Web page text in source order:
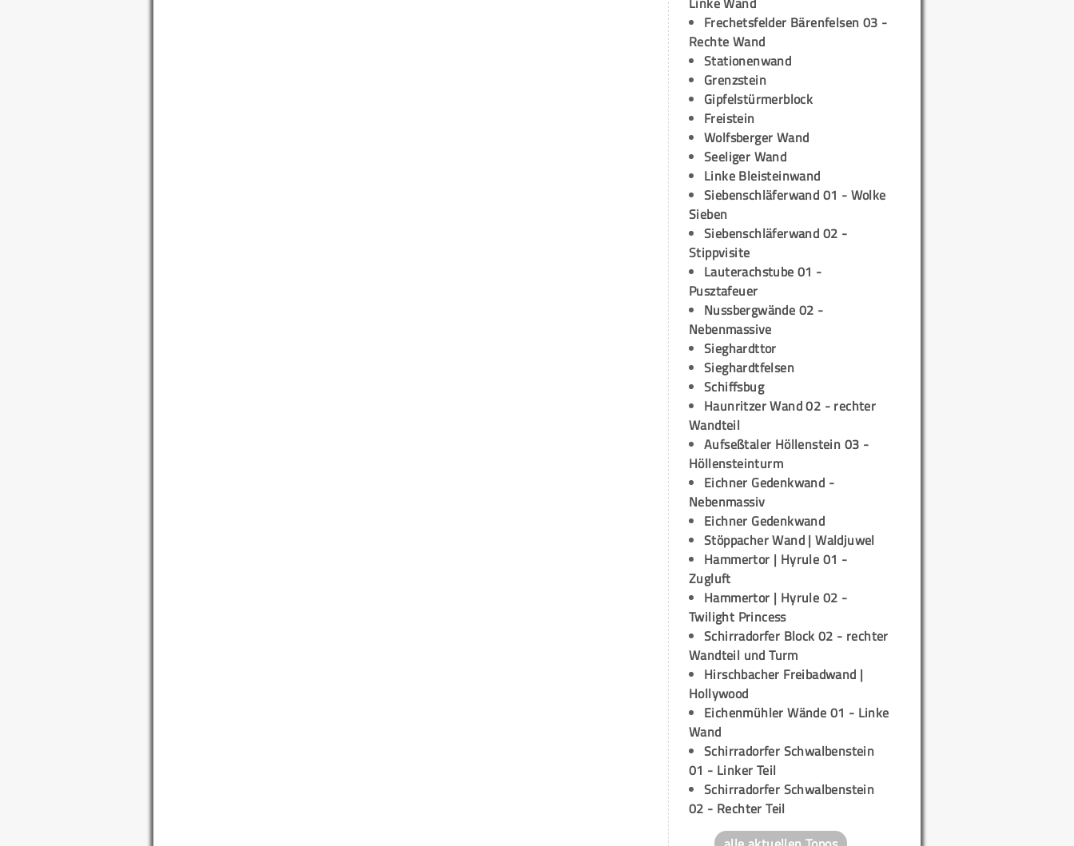
Frechetsfelder Bärenfelsen 03 -
Rechte Wand
Stationenwand
Grenzstein
Gipfelstürmerblock
Freistein
Wolfsberger Wand
Seeliger Wand
Linke Bleisteinwand
Siebenschläferwand 01 - Wolke
Sieben
Siebenschläferwand 02 -
Stippvisite
Lauterachstube 01 -
Pusztafeuer
Nussbergwände 02 -
Nebenmassive
Sieghardttor
Sieghardtfelsen
Schiffsbug
Haunritzer Wand 02 - rechter
Wandteil
Aufseßtaler Höllenstein 03 -
Höllensteinturm
Eichner Gedenkwand -
Nebenmassiv
Eichner Gedenkwand
Stöppacher Wand | Waldjuwel
Hammertor | Hyrule 01 -
Zugluft
Hammertor | Hyrule 02 -
Twilight Princess
Schirradorfer Block 02 - rechter
Wandteil und Turm
Hirschbacher Freibadwand |
Hollywood
Eichenmühler Wände 01 - Linke
Wand
Schirradorfer Schwalbenstein
01 - Linker Teil
Schirradorfer Schwalbenstein
02 - Rechter Teil